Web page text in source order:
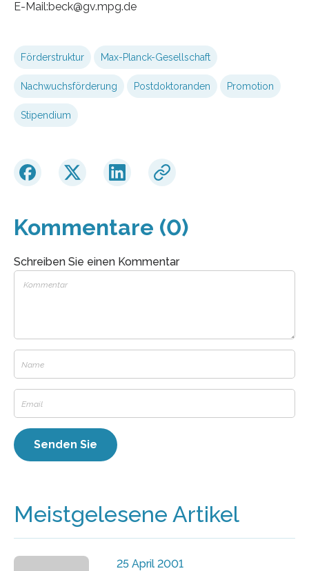
E-Mail:beck@gv.mpg.de
Förderstruktur Max-Planck-Gesellschaft
Nachwuchsförderung Postdoktoranden Promotion
Stipendium
Kommentare (0)
Schreiben Sie einen Kommentar
Meistgelesene Artikel
25 April 2001